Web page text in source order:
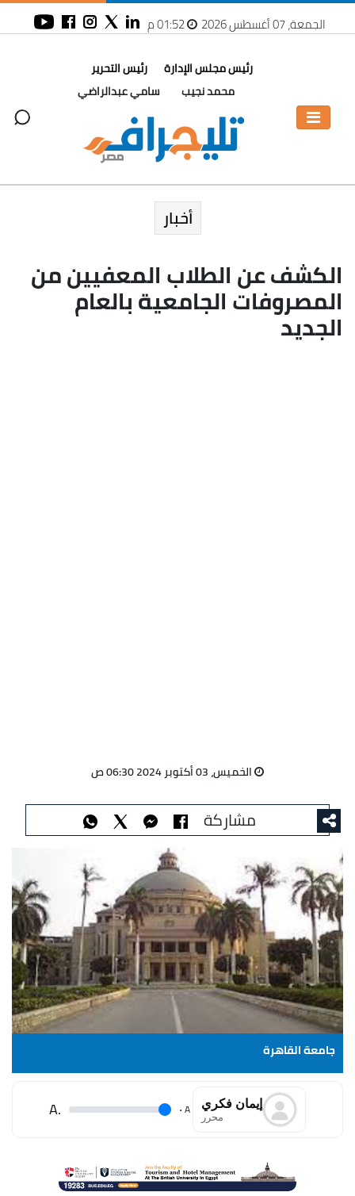
الجمعة، 07 أغسطس 2026 01:52 م
رئيس مجلس الإدارة
محمد نجيب
رئيس التحرير
سامي عبدالراضي
أخبار
الكشف عن الطلاب المعفيين من
المصروفات الجامعية بالعام
الجديد
الخميس، 03 أكتوبر 2024 06:30 ص
مشاركة
جامعة القاهرة
إيمان فكري
محرر A
.
.A